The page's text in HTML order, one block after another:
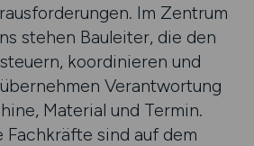
Im Zentrum
stehen Bauleiter, die den
koordinieren und
Verantwortung
Material und Termin.
Fachkräfte sind auf dem